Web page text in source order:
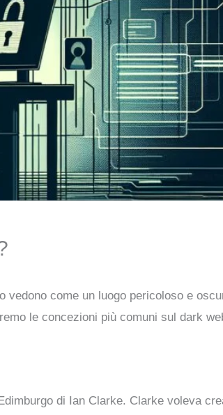
come un luogo pericoloso e
le concezioni più comuni sul dark
di Ian Clarke. Clarke voleva